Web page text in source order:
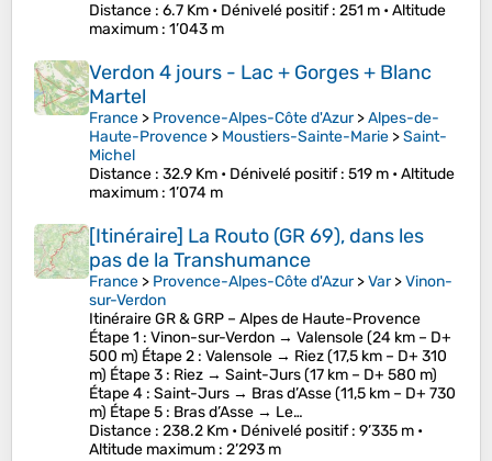
Distance : 6.7 Km • Dénivelé positif: 251 m •Altitude
maximum : 1’043 m
Verdon 4 jours - Lac + Gorges + Blanc
Martel
France > Provence-Alpes-Côte d'Azur>Alpes-de-
Haute-Provence > Moustiers-Sainte-Marie >Saint-
Michel
Distance : 32.9 Km • Dénivelé positif: 519 m •Altitude
maximum : 1’074 m
[Itinéraire] La Routo (GR 69), dans les
pas de la Transhumance
France > Provence-Alpes-Côte d'Azur>Var>Vinon-
sur-Verdon
Itinéraire GR & GRP – Alpes de Haute-Provence
Étape 1 : Vinon-sur-Verdon → Valensole (24 km – D+
500 m) Étape 2 : Valensole → Riez (17,5 km – D+ 310
m) Étape 3 : Riez → Saint-Jurs (17 km – D+ 580 m)
Étape 4 : Saint-Jurs → Bras d’Asse (11,5 km – D+ 730
m) Étape 5 : Bras d’Asse → Le…
Distance : 238.2 Km • Dénivelé positif: 9’335 m •
Altitude maximum : 2’293 m